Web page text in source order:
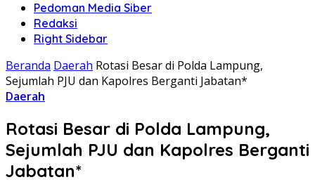
Pedoman Media Siber
Redaksi
Right Sidebar
Beranda Daerah Rotasi Besar di Polda Lampung,
Sejumlah PJU dan Kapolres Berganti Jabatan*
Daerah
Rotasi Besar di Polda Lampung,
Sejumlah PJU dan Kapolres Berganti
Jabatan*